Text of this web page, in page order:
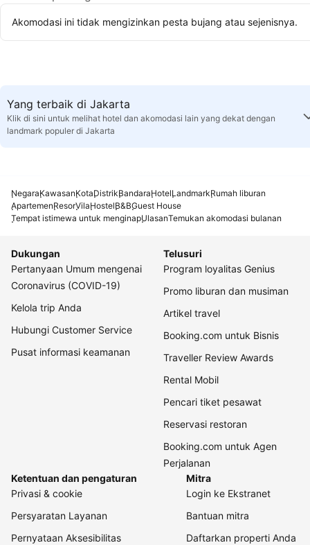
Akomodasi ini tidak mengizinkan pesta bujang atau sejenisnya.
Yang terbaik di Jakarta
Klik di sini untuk melihat hotel dan akomodasi lain yang dekat dengan
landmark populer di Jakarta
NegaraKawasanKotaDistrikBandaraHotelLandmarkRumah liburan
ApartemenResorVilaHostelB&BGuest House
Tempat istimewa untuk menginapUlasanTemukan akomodasi bulanan
Dukungan
Pertanyaan Umum mengenai
Coronavirus (COVID-19)
Kelola trip Anda
Hubungi Customer Service
Pusat informasi keamanan
Telusuri
Program loyalitas Genius
Promo liburan dan musiman
Artikel travel
Booking.com untuk Bisnis
Traveller Review Awards
Rental Mobil
Pencari tiket pesawat
Reservasi restoran
Booking.com untuk Agen
Perjalanan
Ketentuan dan pengaturan
Privasi & cookie
Persyaratan Layanan
Pernyataan Aksesibilitas
Mitra
Login ke Ekstranet
Bantuan mitra
Daftarkan properti Anda